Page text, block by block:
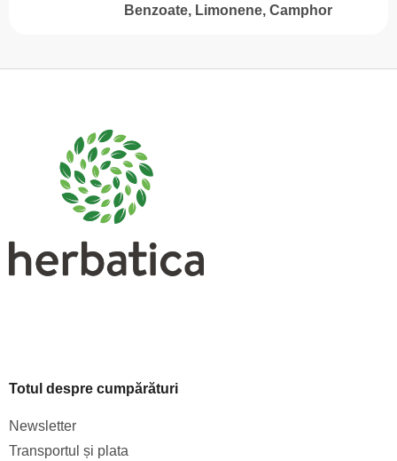
Benzoate, Limonene, Camphor
Totul despre cumpărături
Newsletter
Transportul și plata